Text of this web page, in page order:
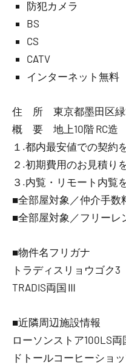
防犯カメラ
BS
CS
CATV
インターネット無料
住 所 東京都墨田区緑
概 要 地上10階 RC造
１.都内最安値での契約
２.初期費用のお見積り
３.内覧・リモート内覧
■全部屋対象／仲介手数
■全部屋対象／フリーレ
■物件名フリガナ
トラディスリョウゴク3
TRADIS両国Ⅲ
■近隣周辺施設情報
ローソンストア100LS
ドトールコーヒーショ